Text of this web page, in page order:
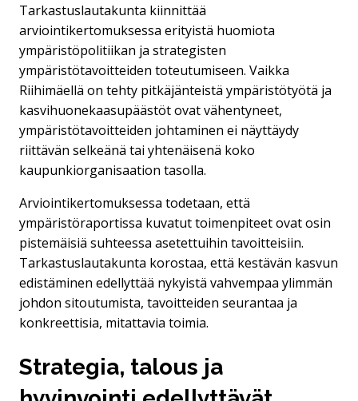
Tarkastuslautakunta kiinnittää
arviointikertomuksessa erityistä huomiota
ympäristöpolitiikan ja strategisten
ympäristötavoitteiden toteutumiseen. Vaikka
Riihimäellä on tehty pitkäjänteistä ympäristötyötä ja
kasvihuonekaasupäästöt ovat vähentyneet,
ympäristötavoitteiden johtaminen ei näyttäydy
riittävän selkeänä tai yhtenäisenä koko
kaupunkiorganisaation tasolla.
Arviointikertomuksessa todetaan, että
ympäristöraportissa kuvatut toimenpiteet ovat osin
pistemäisiä suhteessa asetettuihin tavoitteisiin.
Tarkastuslautakunta korostaa, että kestävän kasvun
edistäminen edellyttää nykyistä vahvempaa ylimmän
johdon sitoutumista, tavoitteiden seurantaa ja
konkreettisia, mitattavia toimia.
Strategia, talous ja